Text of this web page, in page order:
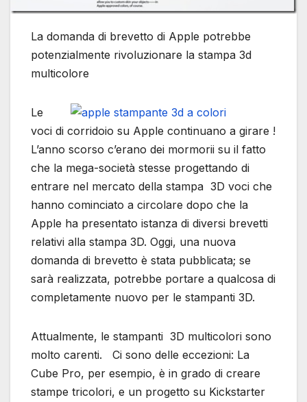
La domanda di brevetto di Apple potrebbe
potenzialmente rivoluzionare la stampa 3d
multicolore
Le
voci di corridoio su Apple continuano a girare !
L’anno scorso c’erano dei mormorii su il fatto
che la mega-società stesse progettando di
entrare nel mercato della stampa 3D voci che
hanno cominciato a circolare dopo che la
Apple ha presentato istanza di diversi brevetti
relativi alla stampa 3D. Oggi, una nuova
domanda di brevetto è stata pubblicata; se
sarà realizzata, potrebbe portare a qualcosa di
completamente nuovo per le stampanti 3D.
Attualmente, le stampanti 3D multicolori sono
molto carenti. Ci sono delle eccezioni: La
Cube Pro, per esempio, è in grado di creare
stampe tricolori, e un progetto su Kickstarter